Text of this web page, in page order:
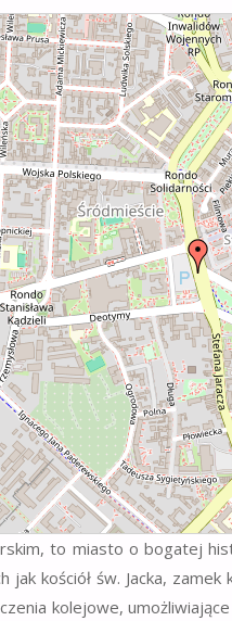
to miasto o bogatej
jak kościół św. Jacka,
kolejowe,